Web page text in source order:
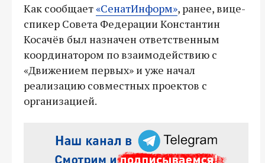
Как сообщает«СенатИнформ», ранее, вице-
спикер Совета Федерации Константин
Косачёв был назначен ответственным
координатором по взаимодействию с
«Движением первых» и уже начал
реализацию совместных проектов с
организацией.